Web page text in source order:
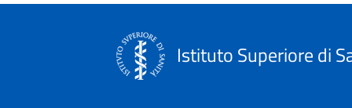
Istituto Superiore di